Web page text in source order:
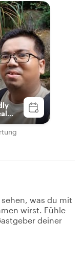
was du mit
wirst. Fühle
deiner